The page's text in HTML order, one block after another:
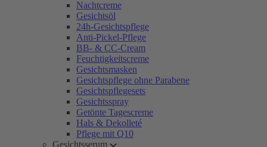
Nachtcreme
Gesichtsöl
24h-Gesichtspflege
Anti-Pickel-Pflege
BB- & CC-Cream
Feuchtigkeitscreme
Gesichtsmasken
Gesichtspflege ohne Parabene
Gesichtspflegesets
Gesichtsspray
Getönte Tagescreme
Hals & Dekolleté
Pflege mit Q10
Gesichtsserum